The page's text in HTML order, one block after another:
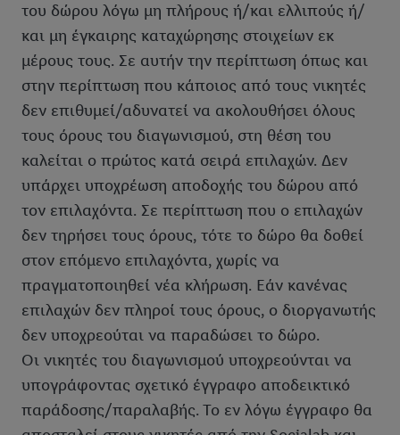
του δώρου λόγω μη πλήρους ή/και ελλιπούς ή/
και μη έγκαιρης καταχώρησης στοιχείων εκ
μέρους τους. Σε αυτήν την περίπτωση όπως και
στην περίπτωση που κάποιος από τους νικητές
δεν επιθυμεί/αδυνατεί να ακολουθήσει όλους
τους όρους του διαγωνισμού, στη θέση του
καλείται ο πρώτος κατά σειρά επιλαχών. Δεν
υπάρχει υποχρέωση αποδοχής του δώρου από
τον επιλαχόντα. Σε περίπτωση που ο επιλαχών
δεν τηρήσει τους όρους, τότε το δώρο θα δοθεί
στον επόμενο επιλαχόντα, χωρίς να
πραγματοποιηθεί νέα κλήρωση. Εάν κανένας
επιλαχών δεν πληροί τους όρους, ο διοργανωτής
δεν υποχρεούται να παραδώσει το δώρο.
Οι νικητές του διαγωνισμού υποχρεούνται να
υπογράφοντας σχετικό έγγραφο αποδεικτικό
παράδοσης/παραλαβής. Το εν λόγω έγγραφο θα